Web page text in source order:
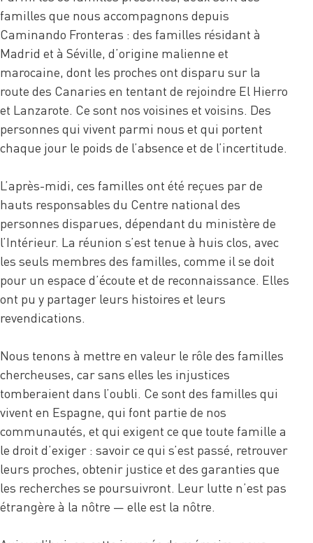
familles que nous accompagnons depuis
Caminando Fronteras : des familles résidant à
Madrid et à Séville, d’origine malienne et
marocaine, dont les proches ont disparu sur la
route des Canaries en tentant de rejoindre El Hierro
et Lanzarote. Ce sont nos voisines et voisins. Des
personnes qui vivent parmi nous et qui portent
chaque jour le poids de l’absence et de l’incertitude.
L’après-midi, ces familles ont été reçues par de
hauts responsables du Centre national des
personnes disparues, dépendant du ministère de
l’Intérieur. La réunion s’est tenue à huis clos, avec
les seuls membres des familles, comme il se doit
pour un espace d’écoute et de reconnaissance. Elles
ont pu y partager leurs histoires et leurs
revendications.
Nous tenons à mettre en valeur le rôle des familles
chercheuses, car sans elles les injustices
tomberaient dans l’oubli. Ce sont des familles qui
vivent en Espagne, qui font partie de nos
communautés, et qui exigent ce que toute famille a
le droit d’exiger : savoir ce qui s’est passé, retrouver
leurs proches, obtenir justice et des garanties que
les recherches se poursuivront. Leur lutte n’est pas
étrangère à la nôtre — elle est la nôtre.